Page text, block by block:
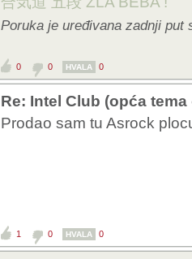
Poruka je uređivana zadnji put
0 0 HVALA 0
Re: Intel Club (opća
Prodao sam tu Asrock
1 0 HVALA 0